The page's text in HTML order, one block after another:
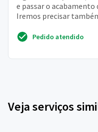
e passar o
Iremos precisar
Pedido atendido
Veja serviços